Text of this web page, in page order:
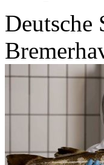
Deutsche